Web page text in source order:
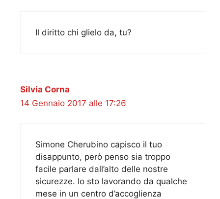
Il diritto chi glielo da, tu?
Silvia Corna
14 Gennaio 2017 alle 17:26
Simone Cherubino capisco il tuo
disappunto, però penso sia troppo
facile parlare dall’alto delle nostre
sicurezze. Io sto lavorando da qualche
mese in un centro d’accoglienza